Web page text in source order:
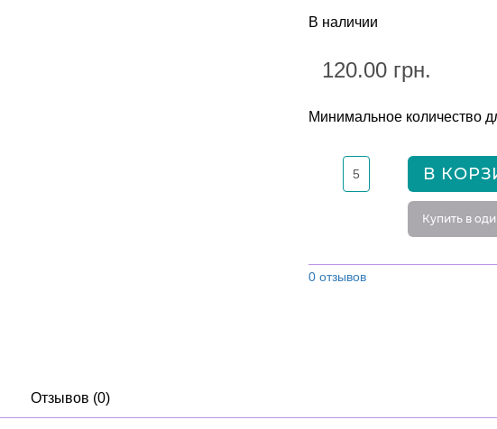
В наличии
120.00 грн.
Минимальное количество
В
Купить в
0 отзывов
Отзывов (0)